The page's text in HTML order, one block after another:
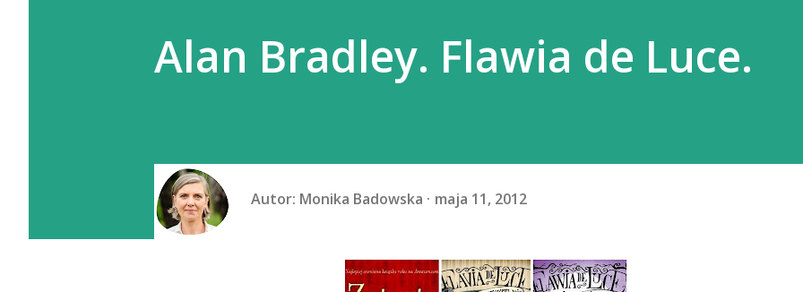
Alan Bradley. Flawia de Luce.
Autor: Monika Badowska maja 11, 2012